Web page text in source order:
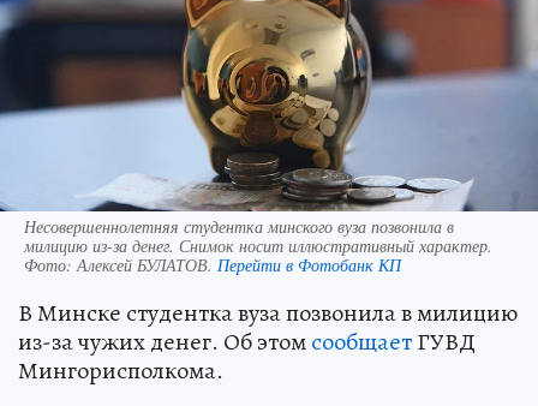
Несовершеннолетняя студентка минского вуза позвонила в
милицию из-за денег. Снимок носит иллюстративный характер.
Фото:Алексей БУЛАТОВ. Перейти в Фотобанк КП
В Минске студентка вуза позвонила в милицию
из-за чужих денег. Об этомсообщаетГУВД
Мингорисполкома.